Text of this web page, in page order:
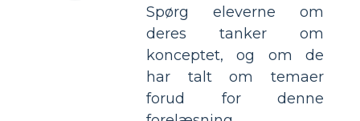
Spørg eleverne om
deres tanker om
konceptet, og om de
har talt om temaer
forud for denne